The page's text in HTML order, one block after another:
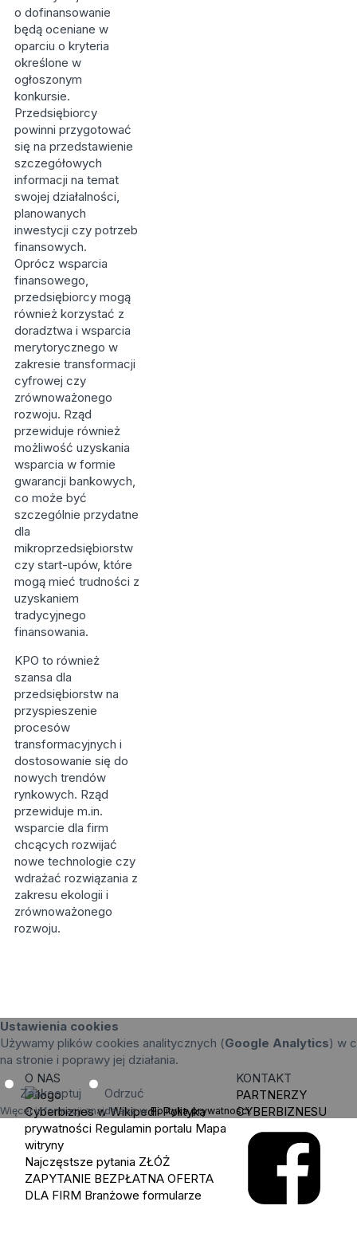
o dofinansowanie
będą oceniane w
oparciu o kryteria
określone w
ogłoszonym
konkursie.
Przedsiębiorcy
powinni przygotować
się na przedstawienie
szczegółowych
informacji na temat
swojej działalności,
planowanych
inwestycji czy potrzeb
finansowych.
Oprócz wsparcia
finansowego,
przedsiębiorcy mogą
również korzystać z
doradztwa i wsparcia
merytorycznego w
zakresie transformacji
cyfrowej czy
zrównoważonego
rozwoju. Rząd
przewiduje również
możliwość uzyskania
wsparcia w formie
gwarancji bankowych,
co może być
szczególnie przydatne
dla
mikroprzedsiębiorstw
czy start-upów, które
mogą mieć trudności z
uzyskaniem
tradycyjnego
finansowania.
KPO to również
szansa dla
przedsiębiorstw na
przyspieszenie
procesów
transformacyjnych i
dostosowanie się do
nowych trendów
rynkowych. Rząd
przewiduje m.in.
wsparcie dla firm
chcących rozwijać
nowe technologie czy
wdrażać rozwiązania z
zakresu ekologii i
zrównoważonego
rozwoju.
Ustawienia cookies
Używamy plików cookies analitycznych (Google Analytics) w
na stronie i poprawy jej działania.
Zaakceptuj Odrzuć
Więcej informacji znajdziesz wPolityka prywatności.
O NAS
Cyberbiznes w Wikipedii Polityka
prywatności Regulamin portalu Mapa
witryny
Najczęstsze pytania ZŁÓŻ
ZAPYTANIE BEZPŁATNA OFERTA
DLA FIRM Branżowe formularze
KONTAKT
PARTNERZY
CYBERBIZNESU